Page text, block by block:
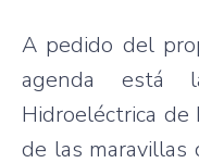
A pedido del
agenda
Hidroeléctrica de
de las